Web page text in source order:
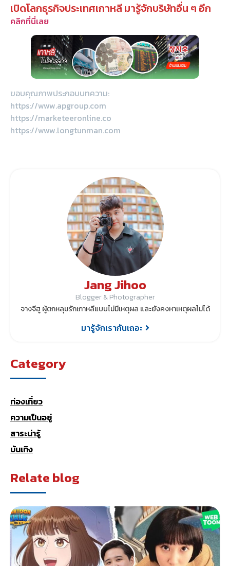
เปิดโลกธุรกิจประเทศเกาหลี มารู้จักบริษัทอื่น ๆ อีก
คลิกที่นี่เลย
ขอบคุณภาพประกอบบทความ:
https://www.apgroup.com
https://marketeeronline.co
https://www.longtunman.com
Jang Jihoo
Blogger & Photographer
จางจีฮู ผู้ตกหลุมรักเกาหลีแบบไม่มีเหตุผล และยังคงหาเหตุผลไม่ได้
มารู้จักเรากันเถอะ
Category
ท่องเที่ยว
ความเป็นอยู่
สาระน่ารู้
บันเทิง
Relate blog